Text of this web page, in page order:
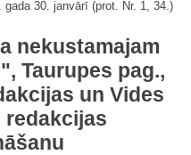
gada 30. janvārī (prot. Nr. 1, 34.)
nekustamajam
Taurupes pag.,
un Vides
redakcijas